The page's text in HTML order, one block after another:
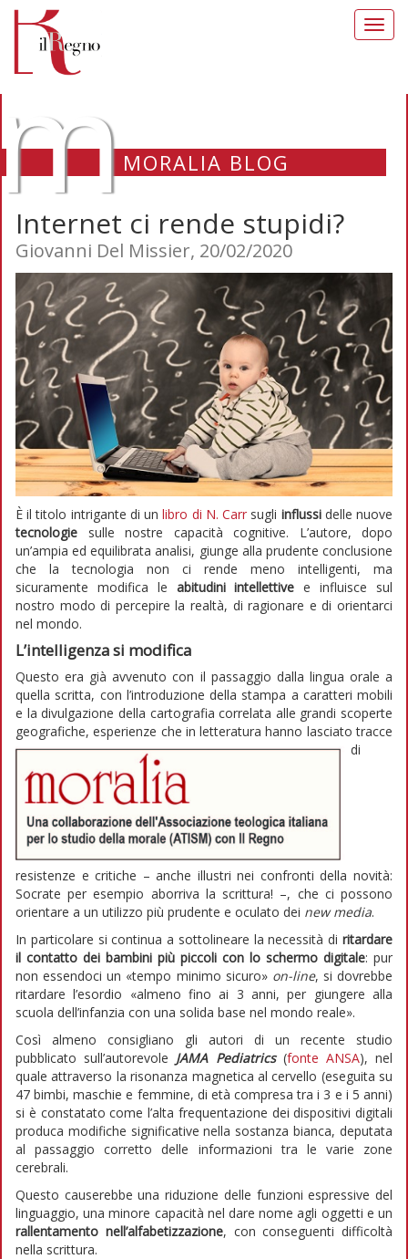
MORALIA BLOG
Internet ci rende stupidi?
Giovanni Del Missier, 20/02/2020
È il titolo intrigante di unlibro di N. Carr sugli influssidelle nuove
tecnologie sulle nostre capacità cognitive. L’autore, dopo
un’ampia ed equilibrata analisi, giunge alla prudente conclusione
che la tecnologia non ci rende meno intelligenti, ma
sicuramente modifica le abitudini intellettive e influisce sul
nostro modo di percepire la realtà, di ragionare e di orientarci
nel mondo.
L’intelligenza si modifica
Questo era già avvenuto con il passaggio dalla lingua orale a
quella scritta, con l’introduzione della stampa a caratteri mobili
e la divulgazione della cartografia correlata alle grandi scoperte
geografiche, esperienze che in letteratura hanno lasciato tracce
di
resistenze e critiche – anche illustri nei confronti della novità:
Socrate per esempio aborriva la scrittura! –, che ci possono
orientare a un utilizzo più prudente e oculato dei new media.
In particolare si continua a sottolineare la necessità di ritardare
il contatto dei bambini più piccoli con lo schermo digitale: pur
non essendoci un «tempo minimo sicuro» on-line, si dovrebbe
ritardare l’esordio «almeno fino ai 3 anni, per giungere alla
scuola dell’infanzia con una solida base nel mondo reale».
Così almeno consigliano gli autori di un recente studio
pubblicato sull’autorevole JAMA Pediatrics(fonte ANSA), nel
quale attraverso la risonanza magnetica al cervello (eseguita su
47 bimbi, maschie e femmine, di età compresa tra i 3 e i 5 anni)
si è constatato come l’alta frequentazione dei dispositivi digitali
produca modifiche significative nella sostanza bianca, deputata
al passaggio corretto delle informazioni tra le varie zone
cerebrali.
Questo causerebbe una riduzione delle funzioni espressive del
linguaggio, una minore capacità nel dare nome agli oggetti e un
rallentamento nell’alfabetizzazione, con conseguenti difficoltà
nella scrittura.